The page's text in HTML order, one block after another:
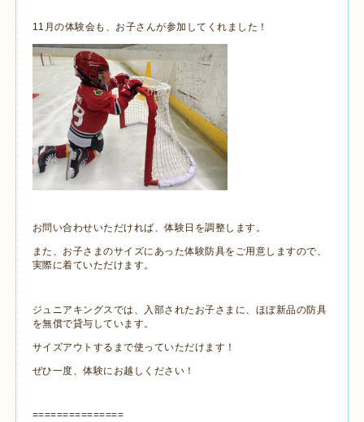
11月の体験会も、お子さんが参加してくれました！
お問い合わせいただければ、体験日を調整します。
また、お子さまのサイズにあった体験防具をご用意しますので、
実際に着ていただけます。
ジュニアキングスでは、入部されたお子さまに、ほぼ新品の防具
を無償で貸与しています。
サイズアウトするまで使っていただけます！
ぜひ一度、体験にお越しください！
===============